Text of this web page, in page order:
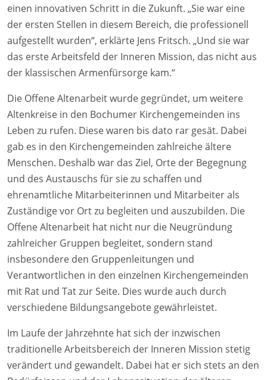
einen innovativen Schritt in die Zukunft. „Sie war eine
der ersten Stellen in diesem Bereich, die professionell
aufgestellt wurden“, erklärte Jens Fritsch. „Und sie war
das erste Arbeitsfeld der Inneren Mission, das nicht aus
der klassischen Armenfürsorge kam.“
Die Offene Altenarbeit wurde gegründet, um weitere
Altenkreise in den Bochumer Kirchengemeinden ins
Leben zu rufen. Diese waren bis dato rar gesät. Dabei
gab es in den Kirchengemeinden zahlreiche ältere
Menschen. Deshalb war das Ziel, Orte der Begegnung
und des Austauschs für sie zu schaffen und
ehrenamtliche Mitarbeiterinnen und Mitarbeiter als
Zuständige vor Ort zu begleiten und auszubilden. Die
Offene Altenarbeit hat nicht nur die Neugründung
zahlreicher Gruppen begleitet, sondern stand
insbesondere den Gruppenleitungen und
Verantwortlichen in den einzelnen Kirchengemeinden
mit Rat und Tat zur Seite. Dies wurde auch durch
verschiedene Bildungsangebote gewährleistet.
Im Laufe der Jahrzehnte hat sich der inzwischen
traditionelle Arbeitsbereich der Inneren Mission stetig
verändert und gewandelt. Dabei hat er sich stets an den